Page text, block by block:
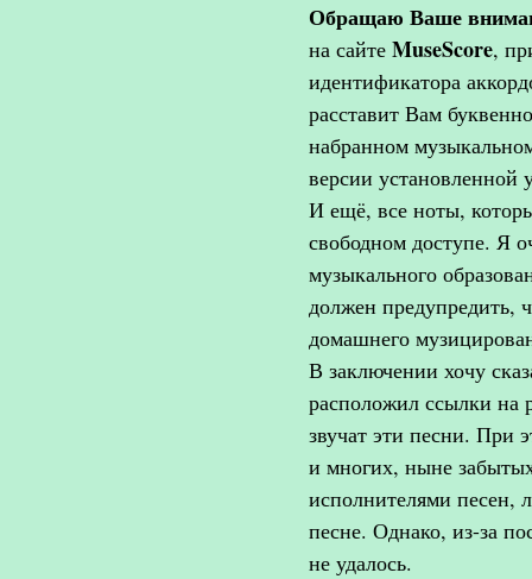
Обращаю Ваше
на сайте MuseScore,
идентификатора
расставит Вам
набранном
версии установленной
И ещё, все ноты,
свободном доступе. Я
музыкального
должен предупредить,
домашнего
В заключении хочу
расположил ссылки на
звучат эти песни. При
и многих, ныне
исполнителями песен,
песне. Однако, из-за
не удалось.